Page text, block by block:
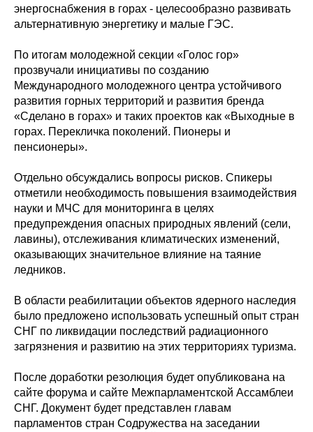
энергоснабжения в горах - целесообразно развивать
альтернативную энергетику и малые ГЭС.
По итогам молодежной секции «Голос гор»
прозвучали инициативы по созданию
Международного молодежного центра устойчивого
развития горных территорий и развития бренда
«Сделано в горах» и таких проектов как «Выходные в
горах. Перекличка поколений. Пионеры и
пенсионеры».
Отдельно обсуждались вопросы рисков. Спикеры
отметили необходимость повышения взаимодействия
науки и МЧС для мониторинга в целях
предупреждения опасных природных явлений (сели,
лавины), отслеживания климатических изменений,
оказывающих значительное влияние на таяние
ледников.
В области реабилитации объектов ядерного наследия
было предложено использовать успешный опыт стран
СНГ по ликвидации последствий радиационного
загрязнения и развитию на этих территориях туризма.
После доработки резолюция будет опубликована на
сайте форума и сайте Межпарламентской Ассамблеи
СНГ. Документ будет представлен главам
парламентов стран Содружества на заседании